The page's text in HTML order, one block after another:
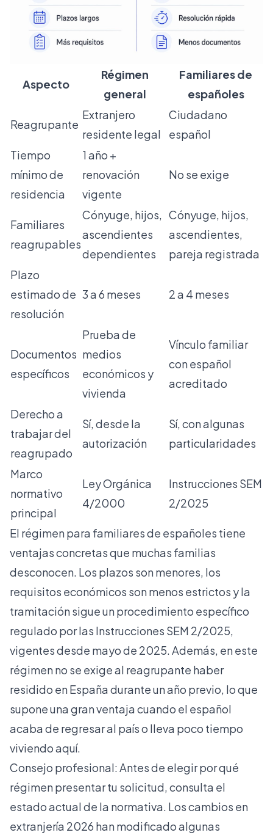
Aspecto
Régimen
general
Familiares de
españoles
Reagrupante
Extranjero
residente legal
Ciudadano
español
Tiempo
mínimo de
residencia
1 año +
renovación
vigente
No se exige
Familiares
reagrupables
Cónyuge, hijos,
ascendientes
dependientes
Cónyuge, hijos,
ascendientes,
pareja registrada
Plazo
estimado de
resolución
3 a 6 meses 2 a 4 meses
Documentos
específicos
Prueba de
medios
económicos y
vivienda
Vínculo familiar
con español
acreditado
Derecho a
trabajar del
reagrupado
Sí, desde la
autorización
Sí, con algunas
particularidades
Marco
normativo
principal
Ley Orgánica
4/2000
Instrucciones SEM
2/2025
El régimen para familiares de españoles tiene
ventajas concretas que muchas familias
desconocen. Los plazos son menores, los
requisitos económicos son menos estrictos y la
tramitación sigue un procedimiento específico
regulado por las Instrucciones SEM 2/2025,
vigentes desde mayo de 2025. Además, en este
régimen no se exige al reagrupante haber
residido en España durante un año previo, lo que
supone una gran ventaja cuando el español
acaba de regresar al país o lleva poco tiempo
viviendo aquí.
Consejo profesional: Antes de elegir por qué
régimen presentar tu solicitud, consulta el
estado actual de la normativa. Loscambios en
extranjería 2026 han modificado algunas